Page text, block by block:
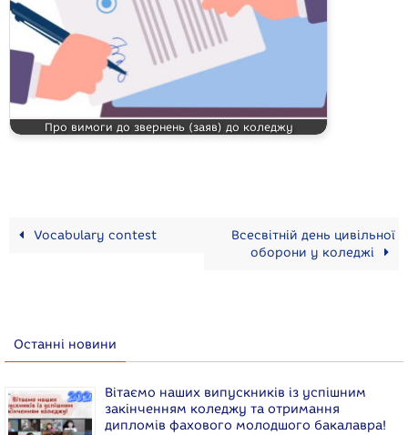
Про вимоги до звернень (заяв) до коледжу
Vocabulary contest
Всесвітній день цивільної
оборони у коледжі
Останні новини
Вітаємо наших випускників із успішним
закінченням коледжу та отримання
дипломів фахового молодшого бакалавра!